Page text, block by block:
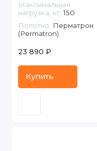
Максимальная
нагрузка, кг: 150
Полотно: Перматрон
(Permatron)
23 890 ₽
Купить